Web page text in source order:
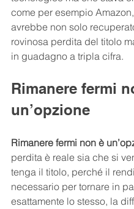
come per esempio
avrebbe non solo
rovinosa perdita del titolo
in guadagno a tripla cifra.
Rimanere fermi
un’opzione
Rimanere fermi non è
perdita è reale sia che si
tenga il titolo, perché il
necessario per tornare in
esattamente lo stesso, la